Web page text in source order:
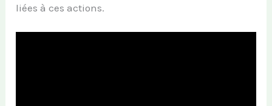
liées à ces actions.